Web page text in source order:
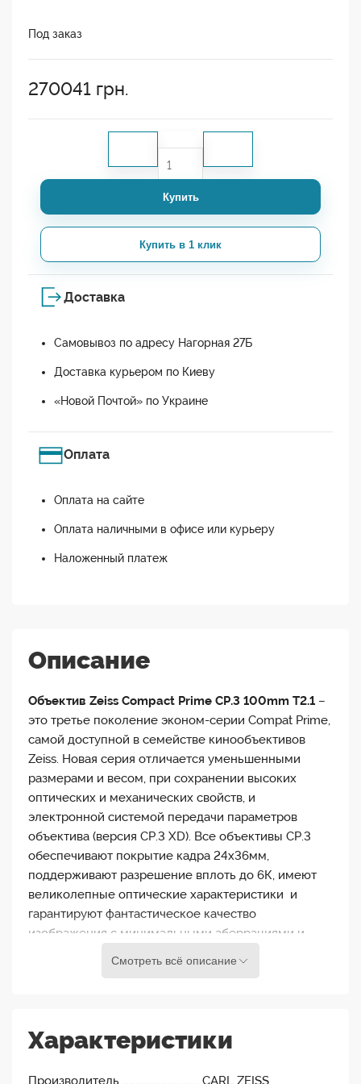
Под заказ
270041 грн.
Купить
Купить в 1 клик
Доставка
Самовывоз по адресу Нагорная 27Б
Доставка курьером по Киеву
«Новой Почтой» по Украине
Оплата
Оплата на сайте
Оплата наличными в офисе или курьеру
Наложенный платеж
Описание
Объектив Zeiss Compact Prime CP.3 100mm T2.1 –
это третье поколение эконом-серии Compat Prime,
самой доступной в семействе кинообъективов
Zeiss. Новая серия отличается уменьшенными
размерами и весом, при сохранении высоких
оптических и механических свойств, и
электронной системой передачи параметров
объектива (версия CP.3 XD). Все объективы CP.3
обеспечивают покрытие кадра 24х36мм,
поддерживают разрешение вплоть до 6К, имеют
великолепные оптические характеристики и
гарантируют фантастическое качество
изображения с минимальными аберрациями и
Compact Prime CP.3 100mm T2.1
Все объективы серии приведены к единым
Смотреть всё описание
Характеристики
Производитель ………………….……..….. CARL ZEISS